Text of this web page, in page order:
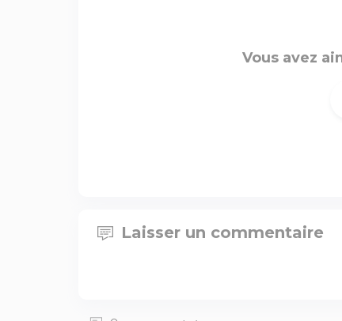
Vous avez
Laisser un commentaire